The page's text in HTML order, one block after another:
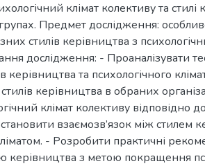
клімат колективу та стилі
Предмет дослідження:
стилів керівництва з
дослідження: - Проаналізувати
керівництва та психологічного
керівництва в обраних
клімат колективу відповідно
взаємозв’язок між стилем
- Розробити практичні
керівництва з метою покращення